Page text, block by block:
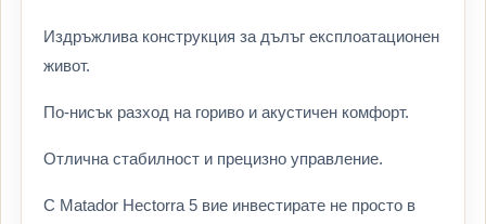
Издръжлива конструкция за дълъг експлоатационен
живот.
По-нисък разход на гориво и акустичен комфорт.
Отлична стабилност и прецизно управление.
С Matador Hectorra 5 вие инвестирате не просто в